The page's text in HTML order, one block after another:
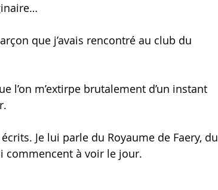
que j’avais rencontré au club du
l’on m’extirpe brutalement d’un instant
Je lui parle du Royaume de Faery, du
commencent à voir le jour.